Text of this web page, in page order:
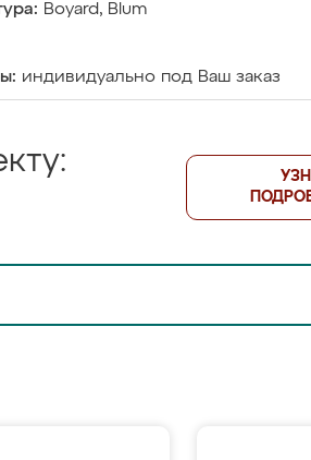
Boyard, Blum
индивидуально под Ваш заказ